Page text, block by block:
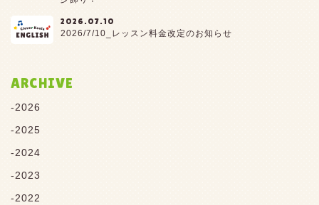
2026.07.10
2026/7/10_レッスン料金改定のお知らせ
ARCHIVE
2026
2025
2024
2023
2022